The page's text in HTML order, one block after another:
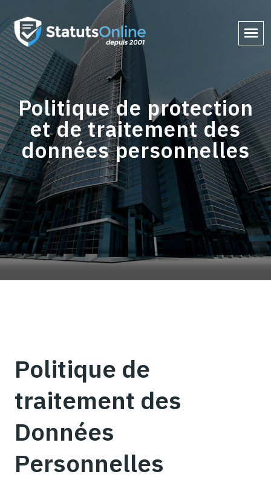
Politique de protection
et de traitement des
données personnelles
Politique de
traitement des
Données
Personnelles